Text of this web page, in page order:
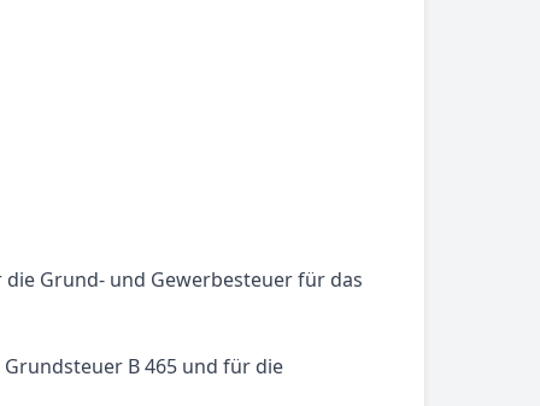
Grund- und Gewerbesteuer für das
B 465 und für die